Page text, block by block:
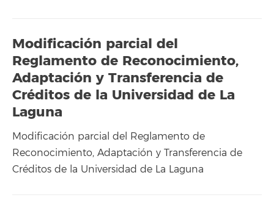
Modificación parcial del
Reglamento de Reconocimiento,
Adaptación y Transferencia de
Créditos de la Universidad de La
Laguna
Modificación parcial del Reglamento de
Reconocimiento, Adaptación y Transferencia de
Créditos de la Universidad de La Laguna